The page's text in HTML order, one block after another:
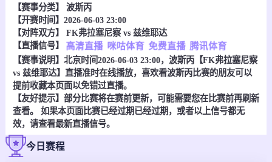
【赛事分类】 波斯丙
【开赛时间】2026-06-03 23:00
【对阵双方】 FK弗拉塞尼察 vs 兹维耶达
【直播信号】
高清直播 咪咕体育 免费直播 腾讯体育
【赛事说明】北京时间2026-06-03 23:00，波斯丙【FK弗拉塞尼察
vs 兹维耶达】直播准时在线播放，喜欢看波斯丙比赛的朋友可以
提前收藏本页面以免错过直播。
【友好提示】部分比赛将在赛前更新，可能需要您在比赛前再刷新
查看。 如果本页面比赛已经过期已经过期，或者以上信号都无
效，请查看最新直播信号。
今日赛程